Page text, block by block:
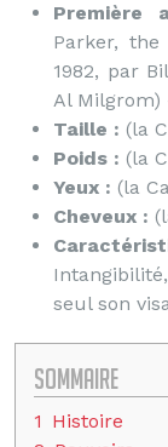
Première
Parker,
1982, par
Al Milgrom)
Taille : (la
Poids : (la
Yeux : (la
Cheveux :
seul son
Sommaire
1 Histoire